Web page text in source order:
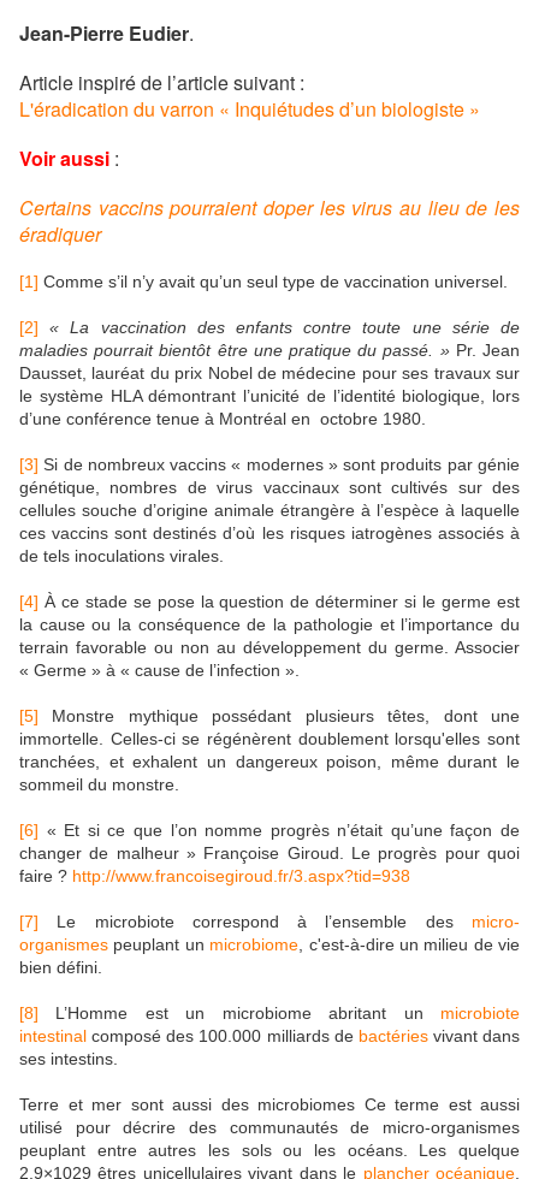
Jean-Pierre Eudier.
Article inspiré de l’article suivant :
L'éradication du varron « Inquiétudes d’un biologiste »
Voir aussi :
Certains vaccins pourraient doper les virus au lieu de les
éradiquer
[1] Comme s’il n’y avait qu’un seul type de vaccination universel.
[2]
« La vaccination des enfants contre toute une série de
maladies pourrait bientôt être une pratique du passé. »Pr. Jean
Dausset, lauréat du prix Nobel de médecine pour ses travaux sur
le système HLA démontrant l’unicité de l’identité biologique, lors
d’une conférence tenue à Montréal en octobre 1980.
[3] Si de nombreux vaccins « modernes » sont produits par génie
génétique, nombres de virus vaccinaux sont cultivés sur des
cellules souche d’origine animale étrangère à l’espèce à laquelle
ces vaccins sont destinés d’où les risques iatrogènes associés à
de tels inoculations virales.
[4] À ce stade se pose la question de déterminer si le germe est
la cause ou la conséquence de la pathologie et l’importance du
terrain favorable ou non au développement du germe. Associer
« Germe » à « cause de l’infection ».
[5] Monstre mythique possédant plusieurs têtes, dont une
immortelle. Celles-ci se régénèrent doublement lorsqu'elles sont
tranchées, et exhalent un dangereux poison, même durant le
sommeil du monstre.
[6] « Et si ce que l’on nomme progrès n’était qu’une façon de
changer de malheur » Françoise Giroud. Le progrès pour quoi
faire ? http://www.francoisegiroud.fr/3.aspx?tid=938
[7] Le microbiote correspond à l’ensemble des micro-
organismes peuplant un microbiome , c'est-à-dire un milieu de vie
bien défini.
[8] L’Homme est un microbiome abritant un microbiote
intestinal composé des 100.000 milliards de bactériesvivant dans
ses intestins.
Terre et mer sont aussi des microbiomes Ce terme est aussi
utilisé pour décrire des communautés de micro-organismes
peuplant entre autres les sols ou les océans. Les quelque
2,9×1029 êtres unicellulaires vivant dans le plancher océanique